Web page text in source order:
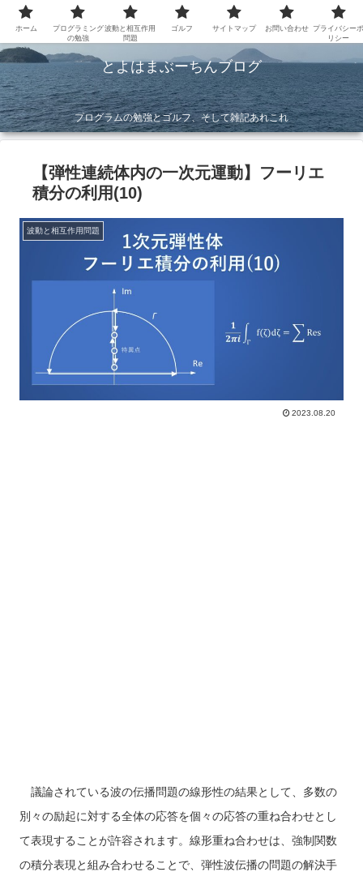
とよはまぶーちんブログ
プログラムの勉強とゴルフ、そして雑記あれこれ
【弾性連続体内の一次元運動】フーリエ
積分の利用(10)
波動と相互作用問題
2023.08.20
議論されている波の伝播問題の線形性の結果として、多数の
別々の励起に対する全体の応答を個々の応答の重ね合わせとし
て表現することが許容されます。線形重ね合わせは、強制関数
の積分表現と組み合わせることで、弾性波伝播の問題の解決手
ホーム
プログラミング
の勉強
波動と相互作用
問題
ゴルフ サイトマップ お問い合わせ
プライバシー
リシー